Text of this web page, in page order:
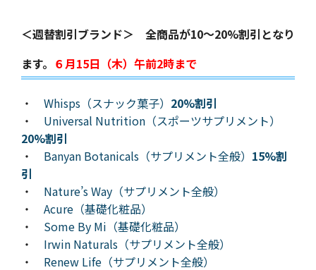
＜週替割引ブランド＞ 全商品が10～20%割引となり
ます。 ６月15日（木）午前2時まで
・ Whisps（スナック菓子） 20%割引
・ Universal Nutrition（スポーツサプリメント）
20%割引
・ Banyan Botanicals（サプリメント全般） 15%割
引
・ Nature’s Way（サプリメント全般）
・ Acure（基礎化粧品）
・ Some By Mi（基礎化粧品）
・ Irwin Naturals（サプリメント全般）
・ Renew Life（サプリメント全般）